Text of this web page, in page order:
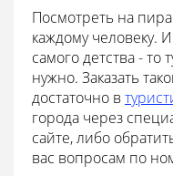
Посмотреть на
каждому человеку.
самого детства - то
нужно. Заказать
достаточно в
города через
сайте, либо
вас вопросам по